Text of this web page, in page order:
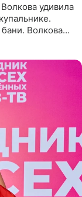
удивила
Волкова